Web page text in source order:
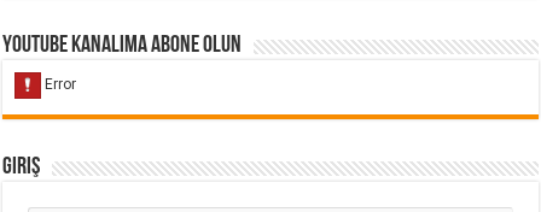
Youtube Kanalıma Abone Olun
Giriş